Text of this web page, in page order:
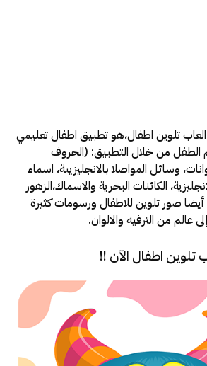
تلوين اطفال،هو تطبيق اطفال تعليمي
الطفل من خلال التطبيق: (الحروف
وسائل المواصلا بالانجليزيىة، اسماء
الكائنات البحرية والاسماك،الزهور
صور تلوين للاطفال ورسومات كثيرة
عالم من الترفيه والالوان.
اطفال الآن !!